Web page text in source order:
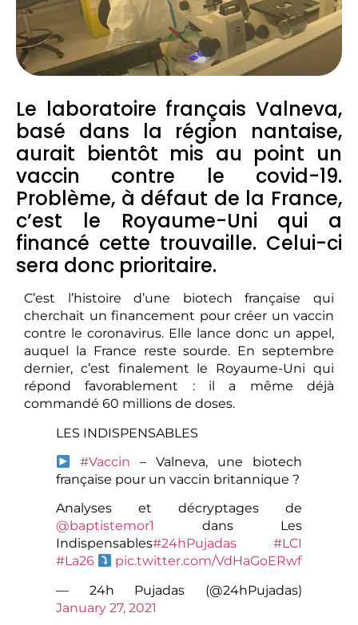
Le laboratoire français Valneva,
basé dans la région nantaise,
aurait bientôt mis au point un
vaccin contre le covid-19.
Problème, à défaut de la France,
c’est le Royaume-Uni qui a
financé cette trouvaille. Celui-ci
sera donc prioritaire.
C’est l’histoire d’une biotech française qui
cherchait un financement pour créer un vaccin
contre le coronavirus. Elle lance donc un appel,
auquel la France reste sourde. En septembre
dernier, c’est finalement le Royaume-Uni qui
répond favorablement : il a même déjà
commandé 60 millions de doses.
LES INDISPENSABLES
#Vaccin – Valneva, une biotech
française pour un vaccin britannique ?
Analyses et décryptages de
@baptistemor1
dans Les
Indispensables#24hPujadas
#LCI
#La26
pic.twitter.com/VdHaGoERwf
— 24h Pujadas (@24hPujadas)
January 27, 2021